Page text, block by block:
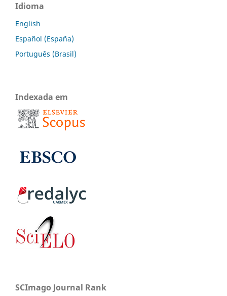
Idioma
English
Español (España)
Português (Brasil)
Indexada em
SCImago Journal Rank